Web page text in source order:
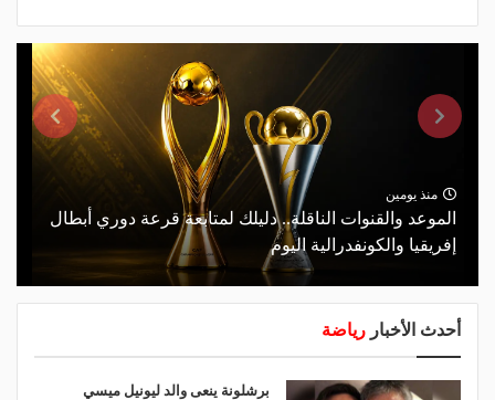
منذ يومين
الموعد والقنوات الناقلة.. دليلك لمتابعة قرعة دوري أبطال
إفريقيا والكونفدرالية اليوم
أحدث الأخبار رياضة
برشلونة ينعى والد ليونيل ميسي